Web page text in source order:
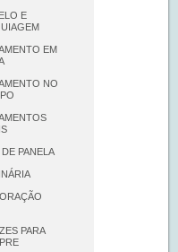
E
EM
NO
PANELA
PARA